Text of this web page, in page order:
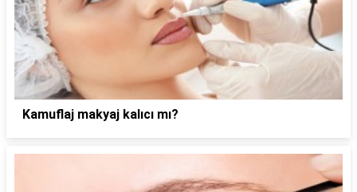
Kamuflaj makyaj kalıcı mı?